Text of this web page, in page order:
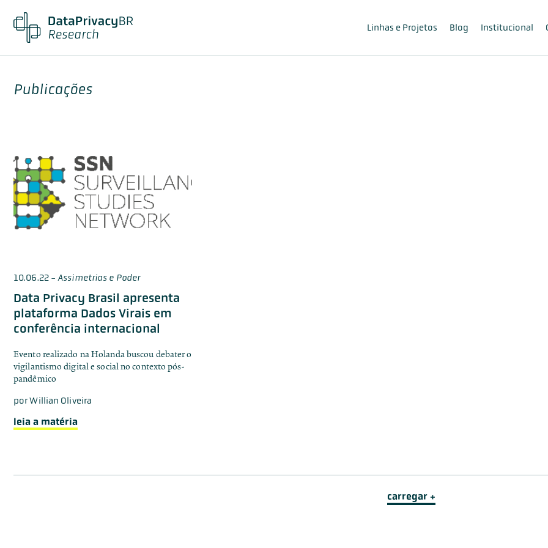
Linhas e Projetos Blog Institucional
Publicações
10.06.22-Assimetrias e Poder
Data Privacy Brasil apresenta
plataforma Dados Virais em
conferência internacional
Evento realizado na Holanda buscou debater o
vigilantismo digital e social no contexto pós-
pandêmico
porWillian Oliveira
leia a matéria
carregar +